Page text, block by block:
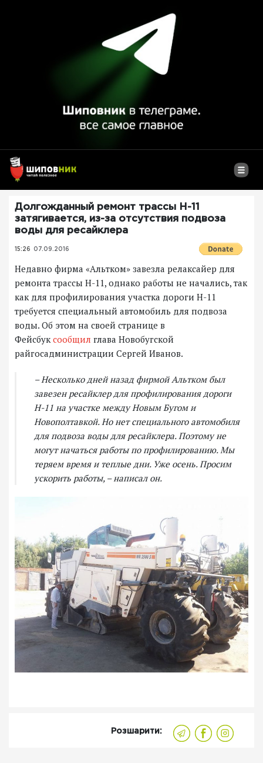
Долгожданный ремонт трассы Н-11
затягивается, из-за отсутствия подвоза
воды для ресайклера
15:26 07.09.2016
Недавно фирма «Альтком» завезла релаксайер для
ремонта трассы Н-11, однако работы не начались, так
как для профилирования участка дороги Н-11
требуется специальный автомобиль для подвоза
воды. Об этом на своей странице в
Фейсбуксообщил глава Новобугской
райгосадминистрации Сергей Иванов.
– Несколько дней назад фирмой Альтком был
завезен ресайклер для профилирования дороги
Н-11 на участке между Новым Бугом и
Новополтавкой. Но нет специального автомобиля
для подвоза воды для ресайклера. Поэтому не
могут начаться работы по профилированию. Мы
теряем время и теплые дни. Уже осень. Просим
ускорить работы, – написал он.
Розшарити: